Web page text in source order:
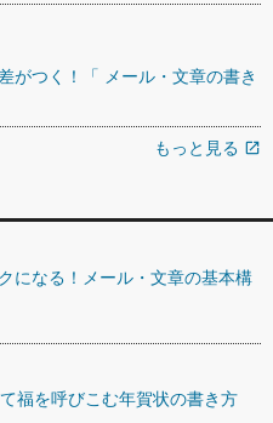
がつく！「 メール・文章の書き
もっと見る open_in_new
になる！メール・文章の基本構
福を呼びこむ年賀状の書き方